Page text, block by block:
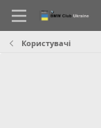
Користувачі